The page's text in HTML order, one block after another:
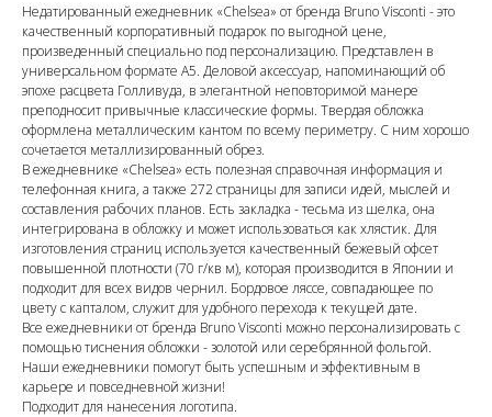
Недатированный ежедневник «Chelsea» от бренда Bruno Visconti - это
качественный корпоративный подарок по выгодной цене,
произведенный специально под персонализацию. Представлен в
универсальном формате А5. Деловой аксессуар, напоминающий об
эпохе расцвета Голливуда, в элегантной неповторимой манере
преподносит привычные классические формы. Твердая обложка
оформлена металлическим кантом по всему периметру. С ним хорошо
сочетается металлизированный обрез.
В ежедневнике «Chelsea» есть полезная справочная информация и
телефонная книга, а также 272 страницы для записи идей, мыслей и
составления рабочих планов. Есть закладка - тесьма из шелка, она
интегрирована в обложку и может использоваться как хлястик. Для
изготовления страниц используется качественный бежевый офсет
повышенной плотности (70 г/кв м), которая производится в Японии и
подходит для всех видов чернил. Бордовое ляссе, совпадающее по
цвету с капталом, служит для удобного перехода к текущей дате.
Все ежедневники от бренда Bruno Visconti можно персонализировать с
помощью тиснения обложки - золотой или серебрянной фольгой.
Наши ежедневники помогут быть успешным и эффективным в
карьере и повседневной жизни!
Подходит для нанесения логотипа.